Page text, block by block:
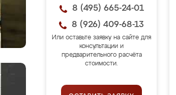
8 (495) 665-24-01
8 (926) 409-68-13
Или оставьте заявку на сайте для
консультации и
предварительного расчёта
стоимости.